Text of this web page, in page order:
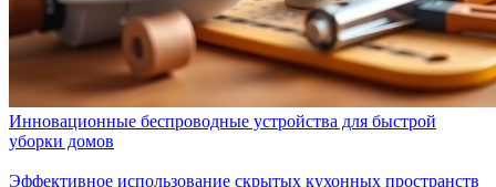
Инновационные беспроводные устройства для быстрой
уборки домов
Эффективное использование скрытых кухонных пространств